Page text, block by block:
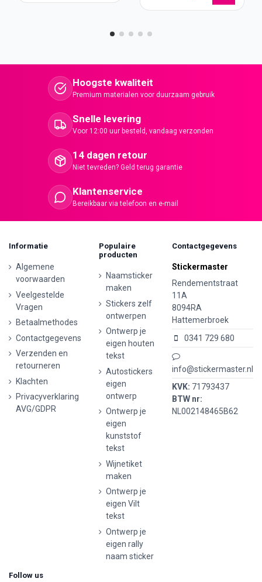
Hoogste kwaliteit
Premium materialen voor duurzaam gebruik
Snelle levering
Voor 12:00 uur besteld, vandaag verzonden
14 dagen retour
Niet tevreden? Geld terug garantie
Klantenservice
Bereikbaar via telefoon en e-mail
Informatie
Algemene
voorwaarden
Veelgestelde
Vragen
Betaalmethodes
Contactgegevens
Verzenden en
retourneren
Klachten
Privacyverklaring
AVG/GDPR
Populaire
producten
Naamsticker
maken
Stickers zelf
ontwerpen
Ontwerp je
eigen houten
tekst
Autostickers
eigen
ontwerp
Ontwerp je
eigen
kunststof
tekst
Wijnetiket
maken
Ontwerp je
eigen Vilt
tekst
Ontwerp je
eigen rally
naam sticker
Contactgegevens
Stickermaster
Rendementstraat
11A
8094RA
Hattemerbroek
0341 729 680
info@stickermaster.nl
KVK: 71793437
BTW nr:
NL002148465B62
Follow us